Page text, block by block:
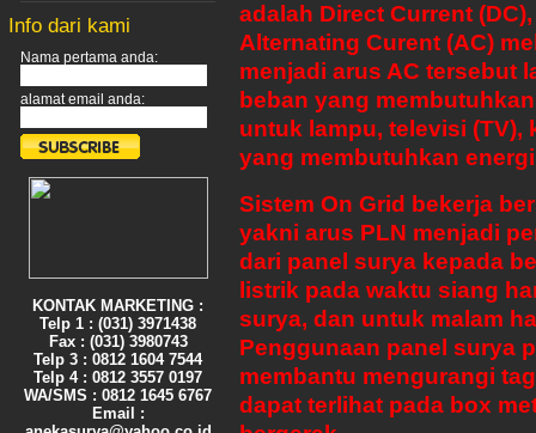
Info dari kami
Nama pertama anda:
alamat email anda:
KONTAK MARKETING :
Telp 1 : (031) 3971438
Fax : (031) 3980743
Telp 3 : 0812 1604 7544
Telp 4 : 0812 3557 0197
WA/SMS : 0812 1645 6767
Email :
adalah Direct Current
Alternating Curent (AC)
menjadi arus AC tersebut
beban yang
untuk lampu, televisi
yang membutuhkan
Sistem On Grid bekerja
yakni arus PLN menjadi
dari panel surya kepada
listrik pada waktu siang
surya, dan untuk malam
Penggunaan panel surya
membantu mengurangi
dapat terlihat pada box